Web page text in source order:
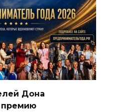
Дона
премию